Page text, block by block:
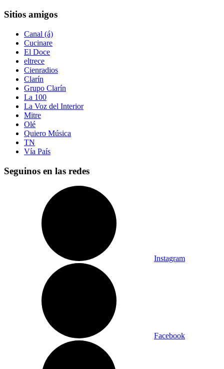
Sitios amigos
Canal (á)
Cucinare
El Doce
eltrece
Cienradios
Clarín
Grupo Clarín
La 100
La Voz del Interior
Mitre
Olé
Quiero Música
TN
Vía País
Seguinos en las redes
Instagram
Facebook